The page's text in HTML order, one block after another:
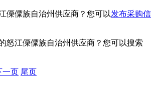
傈僳族自治州供应商？您可以发布采购信
怒江傈僳族自治州供应商？您可以搜索
一页 尾页